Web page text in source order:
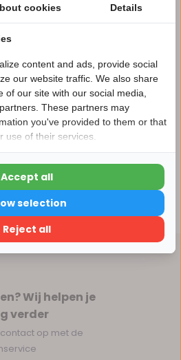
Wij helpen je
verder
op met de
15% korting
15korting
15% korting
winkelen
cookies Details
content and ads, provide social
our website traffic. We also share
of our site with our social media,
These partners may
you've provided to them or that
use of their services.
Reject all
selection
Accept all